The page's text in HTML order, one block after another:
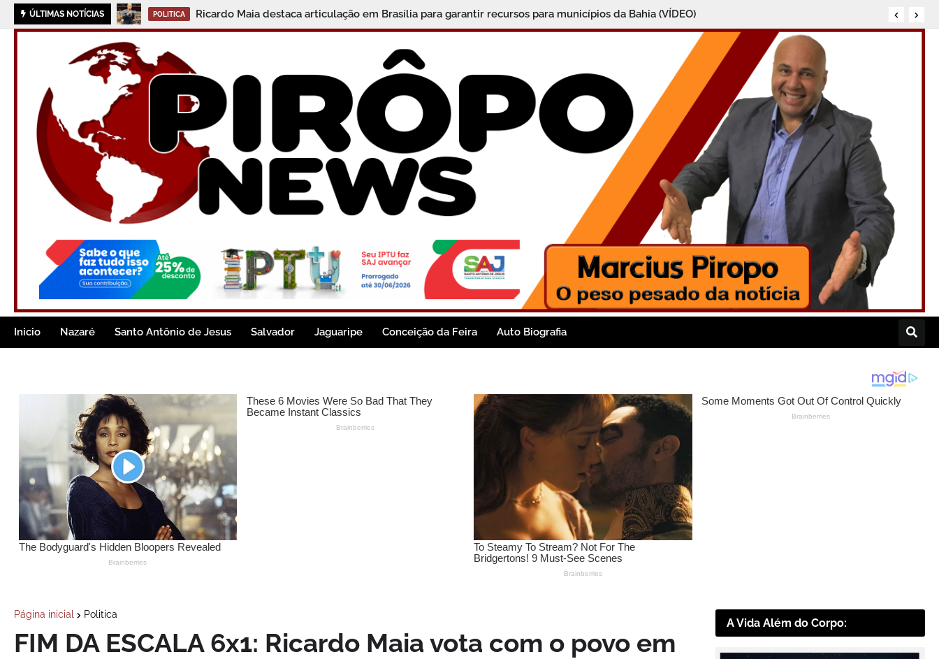
ÚLTIMAS NOTÍCIAS POLITICA Ricardo Maia destaca articulação em Brasília para garantir recursos para municípios da Bahia (VÍDEO)
Inicio Nazaré Santo Antônio de Jesus Salvador Jaguaripe Conceição da Feira Auto Biografia
Página inicial Politica
FIM DA ESCALA 6x1: Ricardo Maia vota com o povo em
A Vida Além do Corpo: